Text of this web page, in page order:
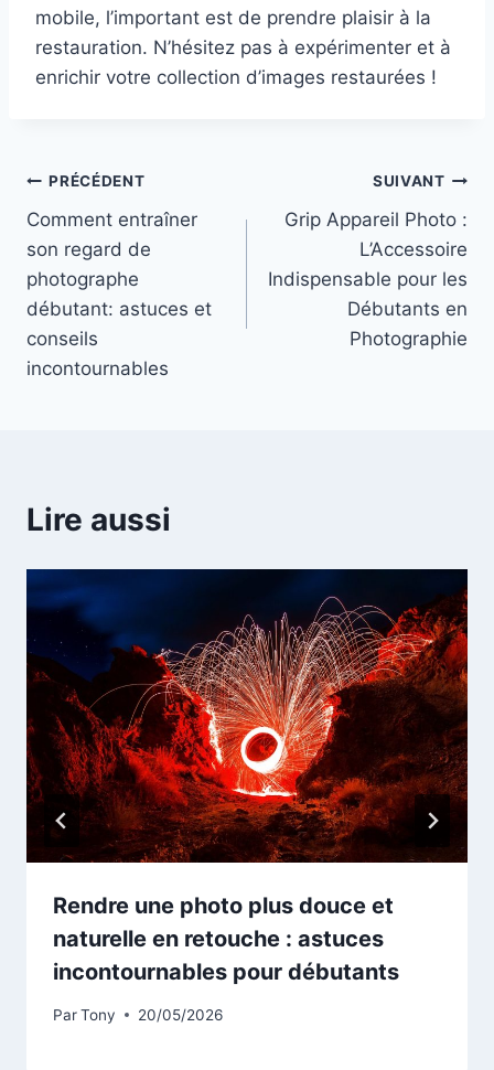
mobile, l’important est de prendre plaisir à la
restauration. N’hésitez pas à expérimenter et à
enrichir votre collection d’images restaurées !
Navigation
de
l’article
PRÉCÉDENT
Comment entraîner
son regard de
photographe
débutant: astuces et
conseils
incontournables
SUIVANT
Grip Appareil Photo :
L’Accessoire
Indispensable pour les
Débutants en
Photographie
Lire aussi
Rendre une photo plus douce et
naturelle en retouche : astuces
incontournables pour débutants
ParTony 20/05/2026